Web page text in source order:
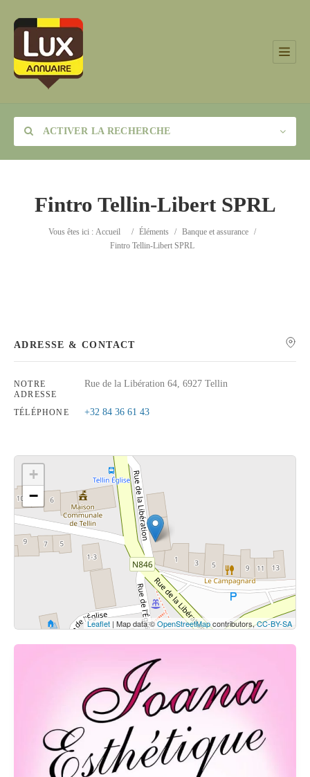
ACTIVER LA RECHERCHE
Catégorie
Rechercher
Fintro Tellin-Libert SPRL
Vous êtes ici : Accueil / Éléments / Banque et assurance /
Fintro Tellin-Libert SPRL
ADRESSE & CONTACT
NOTRE
ADRESSE
Rue de la Libération 64, 6927 Tellin
TÉLÉPHONE +32 84 36 61 43
Cliquez sur le bouton pour afficher la carte.
Voir la carte
+
−
Leaflet | Map data ©OpenStreetMapcontributors,CC-BY-SA